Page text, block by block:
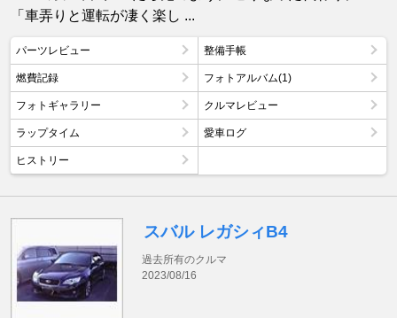
「車弄りと運転が凄く楽し ...
パーツレビュー 整備手帳
燃費記録 フォトアルバム(1)
フォトギャラリー クルマレビュー
ラップタイム 愛車ログ
ヒストリー
スバル レガシィB4
過去所有のクルマ
2023/08/16